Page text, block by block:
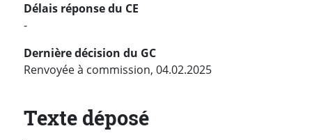
Délais réponse du CE
-
Dernière décision du GC
Renvoyée à commission, 04.02.2025
Texte déposé